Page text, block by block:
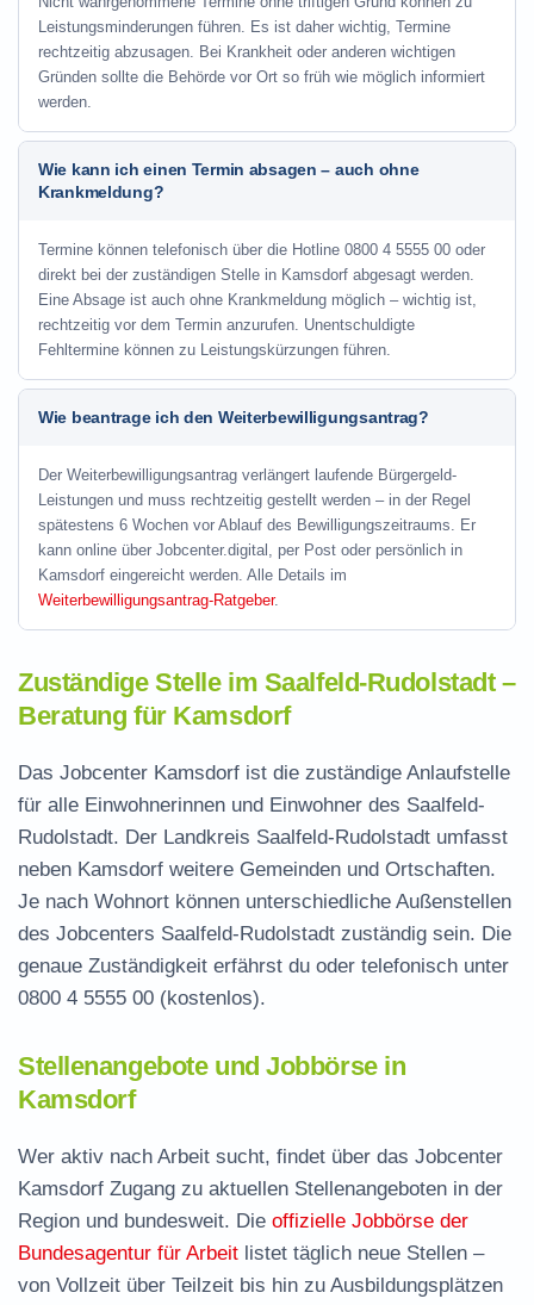
Leistungsminderungen führen. Es ist daher wichtig, Termine
rechtzeitig abzusagen. Bei Krankheit oder anderen wichtigen
Gründen sollte die Behörde vor Ort so früh wie möglich informiert
werden.
Wie kann ich einen Termin absagen – auch ohne
Krankmeldung?
Termine können telefonisch über die Hotline 0800 4 5555 00 oder
direkt bei der zuständigen Stelle in Kamsdorf abgesagt werden.
Eine Absage ist auch ohne Krankmeldung möglich – wichtig ist,
rechtzeitig vor dem Termin anzurufen. Unentschuldigte
Fehltermine können zu Leistungskürzungen führen.
Wie beantrage ich den Weiterbewilligungsantrag?
Der Weiterbewilligungsantrag verlängert laufende Bürgergeld-
Leistungen und muss rechtzeitig gestellt werden – in der Regel
spätestens 6 Wochen vor Ablauf des Bewilligungszeitraums. Er
kann online über Jobcenter.digital, per Post oder persönlich in
Kamsdorf eingereicht werden. Alle Details im
Weiterbewilligungsantrag-Ratgeber.
Zuständige Stelle im Saalfeld-Rudolstadt –
Beratung für Kamsdorf
Das Jobcenter Kamsdorf ist die zuständige Anlaufstelle
für alle Einwohnerinnen und Einwohner des Saalfeld-
Rudolstadt. Der Landkreis Saalfeld-Rudolstadt umfasst
neben Kamsdorf weitere Gemeinden und Ortschaften.
Je nach Wohnort können unterschiedliche Außenstellen
des Jobcenters Saalfeld-Rudolstadt zuständig sein. Die
genaue Zuständigkeit erfährst du oder telefonisch unter
0800 4 5555 00 (kostenlos).
Stellenangebote und Jobbörse in
Kamsdorf
Wer aktiv nach Arbeit sucht, findet über das Jobcenter
Kamsdorf Zugang zu aktuellen Stellenangeboten in der
Region und bundesweit. Die offizielle Jobbörse der
Bundesagentur für Arbeit listet täglich neue Stellen –
von Vollzeit über Teilzeit bis hin zu Ausbildungsplätzen